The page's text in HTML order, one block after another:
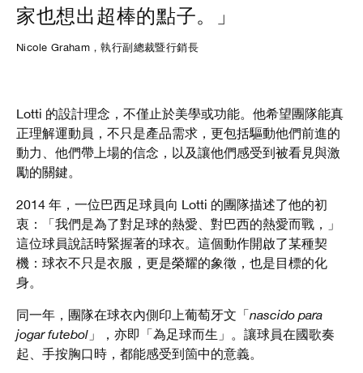
家也想出超棒的點子。」
Nicole Graham，執行副總裁暨行銷長
Lotti 的設計理念，不僅止於美學或功能。他希望團隊能真
正理解運動員，不只是產品需求，更包括驅動他們前進的
動力、他們帶上場的信念，以及讓他們感受到被看見與激
勵的關鍵。
2014 年，一位巴西足球員向 Lotti 的團隊描述了他的初
衷：「我們是為了對足球的熱愛、對巴西的熱愛而戰，」
這位球員說話時緊握著的球衣。這個動作開啟了某種契
機：球衣不只是衣服，更是榮耀的象徵，也是目標的化
身。
同一年，團隊在球衣內側印上葡萄牙文「nascido para
jogar futebol 」，亦即「為足球而生」。讓球員在國歌奏
起、手按胸口時，都能感受到箇中的意義。